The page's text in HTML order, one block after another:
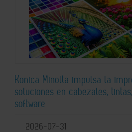
Konica Minolta impulsa la
soluciones en cabezales,
software
2026-07-31